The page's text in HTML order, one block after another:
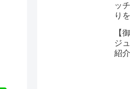
ッ
り
【
ジ
紹介